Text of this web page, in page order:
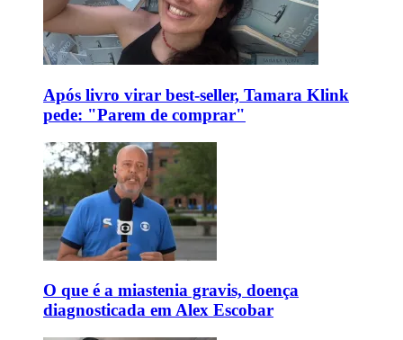
Após livro virar best-seller, Tamara Klink
pede: "Parem de comprar"
O que é a miastenia gravis, doença
diagnosticada em Alex Escobar